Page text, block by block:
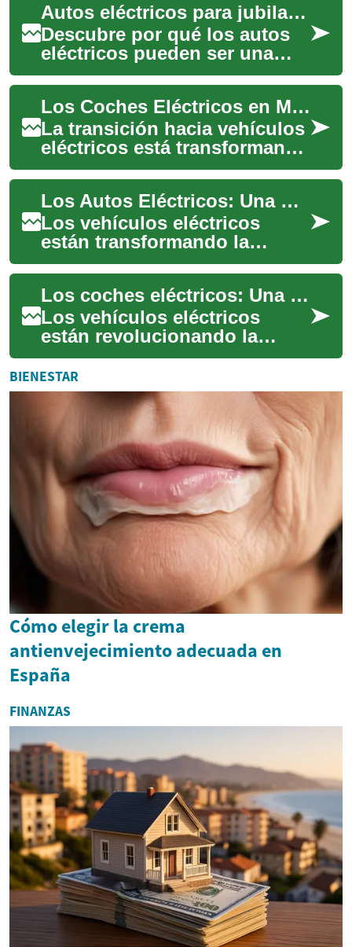
Autos eléctricos para jubilados en México: guía práctica
Descubre por qué los autos
eléctricos pueden ser una
opción inteligente para
jubilados en México. Ahorros
en combusti...
Los Coches Eléctricos en México: Una Guía Completa para Jubilados
La transición hacia vehículos
eléctricos está transformando
la movilidad en México,
especialmente para adultos
mayore...
Los Autos Eléctricos: Una Guía Completa para Jubilados en México
Los vehículos eléctricos
están transformando la
movilidad en México,
ofreciendo una alternativa
sostenible y económic...
Los coches eléctricos: Una opción sostenible para conductores mayores
Los vehículos eléctricos
están revolucionando la
industria automotriz,
ofreciendo una alternativa
más limpia y eficie...
BIENESTAR
Cómo elegir la crema
antienvejecimiento adecuada en
España
FINANZAS